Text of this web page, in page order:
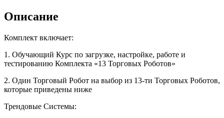
Описание
Комплект включает:
1. Обучающий Курс по загрузке, настройке, работе и
тестированию Комплекта «13 Торговых Роботов»
2. Один Торговый Робот на выбор из 13-ти Торговых Роботов,
которые приведены ниже
Трендовые Системы: